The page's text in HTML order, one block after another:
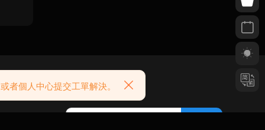
搜索
個人中心提交工單解決。